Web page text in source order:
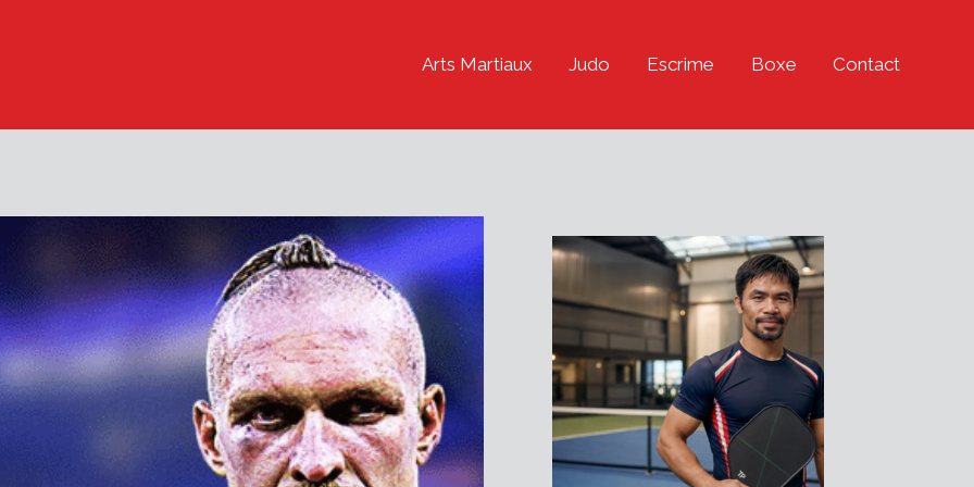
Arts Martiaux Judo Escrime Boxe Contact